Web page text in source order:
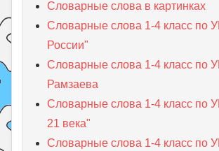
Словарные слова в картинках
Словарные слова 1-4 класс по
России"
Словарные слова 1-4 класс по
Рамзаева
Словарные слова 1-4 класс по
21 века"
Словарные слова 1-4 класс по